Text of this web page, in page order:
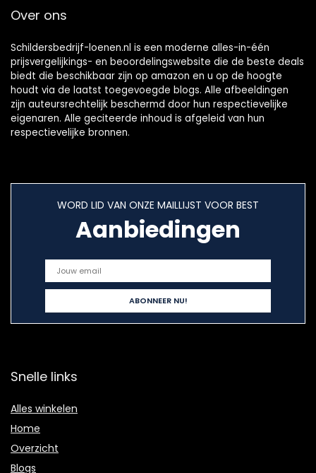
Over ons
Schildersbedrijf-loenen.nl is een moderne alles-in-één
prijsvergelijkings- en beoordelingswebsite die de beste deals
biedt die beschikbaar zijn op amazon en u op de hoogte
houdt via de laatst toegevoegde blogs. Alle afbeeldingen
zijn auteursrechtelijk beschermd door hun respectievelijke
eigenaren. Alle geciteerde inhoud is afgeleid van hun
respectievelijke bronnen.
WORD LID VAN ONZE MAILLIJST VOOR BEST
Aanbiedingen
Snelle links
Alles winkelen
Home
Overzicht
Blogs